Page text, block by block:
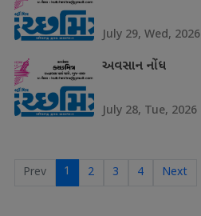
July 29, Wed, 2026
અવસાન નોંધ
July 28, Tue, 2026
Prev 1 2 3 4 Next